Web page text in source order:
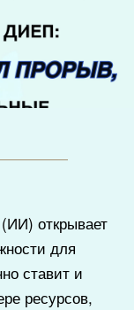
открывает
для
ставит и
ресурсов,